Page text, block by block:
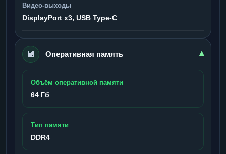
Видео-выходы
DisplayPort x3, USB Type-C
💾 Оперативная память ▾
Объём оперативной памяти
64 Гб
Тип памяти
DDR4